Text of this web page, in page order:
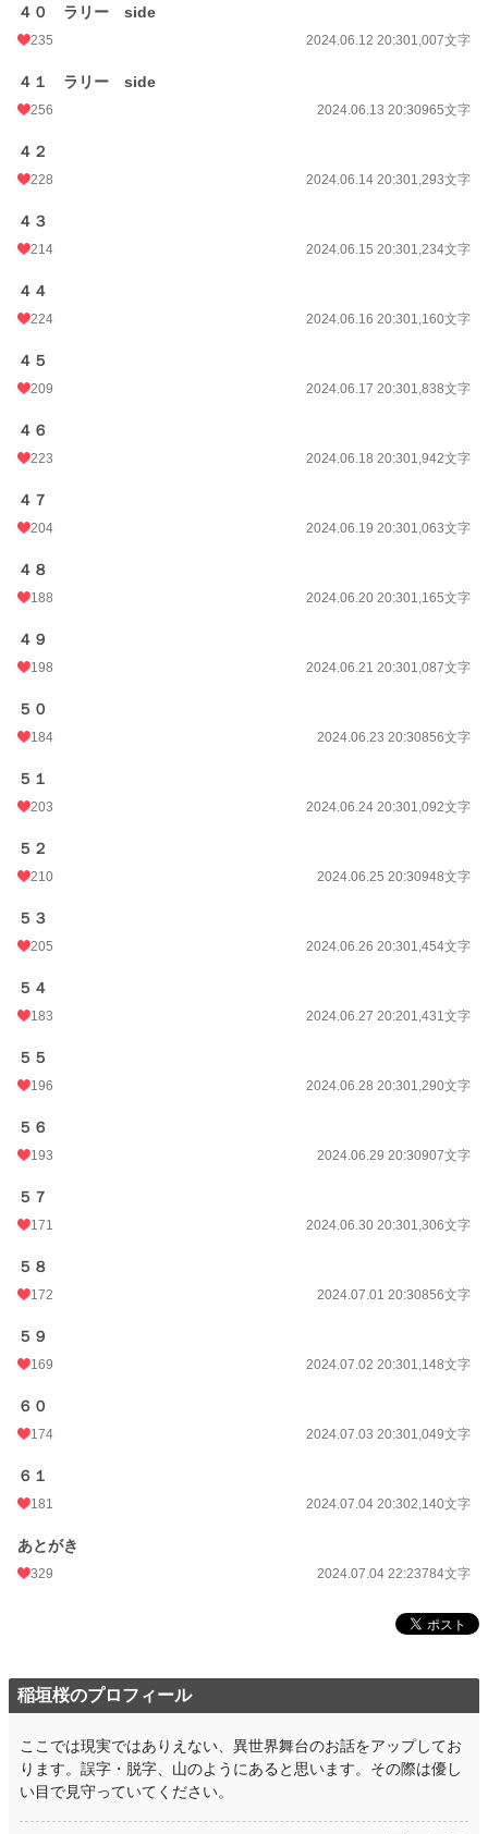
４０ ラリー side
235 2024.06.12 20:301,007文字
４１ ラリー side
256 2024.06.13 20:30965文字
４２
228 2024.06.14 20:301,293文字
４３
214 2024.06.15 20:301,234文字
４４
224 2024.06.16 20:301,160文字
４５
209 2024.06.17 20:301,838文字
４６
223 2024.06.18 20:301,942文字
４７
204 2024.06.19 20:301,063文字
４８
188 2024.06.20 20:301,165文字
４９
198 2024.06.21 20:301,087文字
５０
184 2024.06.23 20:30856文字
５１
203 2024.06.24 20:301,092文字
５２
210 2024.06.25 20:30948文字
５３
205 2024.06.26 20:301,454文字
５４
183 2024.06.27 20:201,431文字
５５
196 2024.06.28 20:301,290文字
５６
193 2024.06.29 20:30907文字
５７
171 2024.06.30 20:301,306文字
５８
172 2024.07.01 20:30856文字
５９
169 2024.07.02 20:301,148文字
６０
174 2024.07.03 20:301,049文字
６１
181 2024.07.04 20:302,140文字
あとがき
329 2024.07.04 22:23784文字
稲垣桜のプロフィール
ここでは現実ではありえない、異世界舞台のお話をアップしてお
ります。誤字・脱字、山のようにあると思います。その際は優し
い目で見守っていてください。